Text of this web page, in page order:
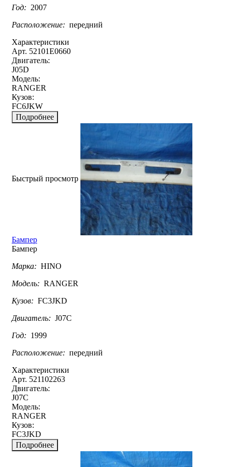
Год: 2007
Расположение: передний
Характеристики
Арт. 52101E0660
Двигатель:
J05D
Модель:
RANGER
Кузов:
FC6JKW
Подробнее
Быстрый просмотр
Бампер
Бампер
Марка: HINO
Модель: RANGER
Кузов: FC3JKD
Двигатель: J07C
Год: 1999
Расположение: передний
Характеристики
Арт. 521102263
Двигатель:
J07C
Модель:
RANGER
Кузов:
FC3JKD
Подробнее